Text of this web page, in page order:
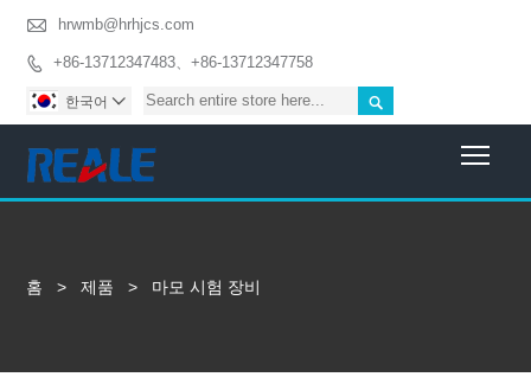
 hrwmb@hrhjcs.com
 +86-13712347483、+86-13712347758

한국어 
홈 > 제품 > 마모 시험 장비